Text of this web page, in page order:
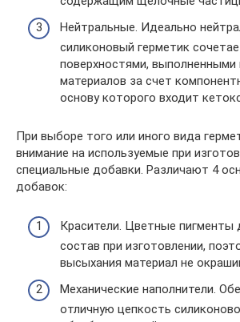
Нейтральные. Идеально
силиконовый герметик
поверхностями,
материалов за счет
основу которого входит
При выборе того или иного вида
внимание на используемые при
специальные добавки. Различают 4
добавок:
Красители. Цветные пигменты
состав при изготовлении,
высыхания материал не
Механические наполнители.
отличную цепкость